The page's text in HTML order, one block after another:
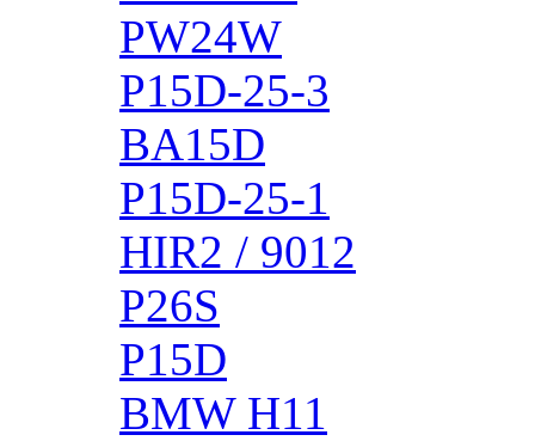
PW24W
P15D-25-3
BA15D
P15D-25-1
HIR2 / 9012
P26S
P15D
BMW H11